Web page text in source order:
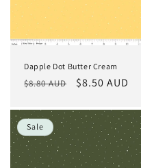
Dapple Dot Butter Cream
Normaler
$8.80 AUD Verkaufspreis
$8.50 AUD
Sale